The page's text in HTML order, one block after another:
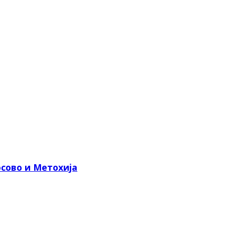
и Метохија